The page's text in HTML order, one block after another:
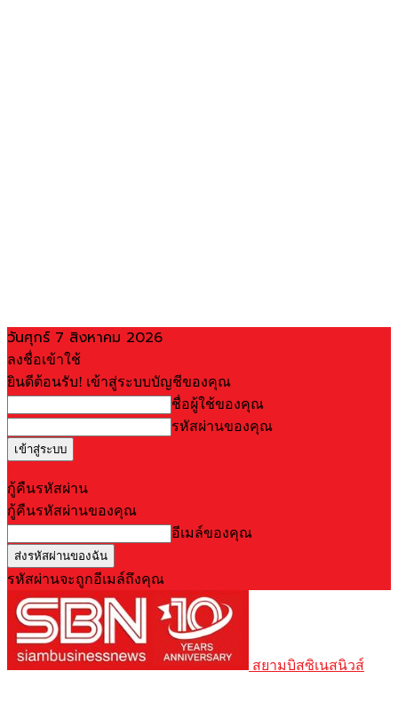
วันศุกร์ 7 สิงหาคม 2026
ลงชื่อเข้าใช้
ยินดีต้อนรับ! เข้าสู่ระบบบัญชีของคุณ
ชื่อผู้ใช้ของคุณ
รหัสผ่านของคุณ
กู้คืนรหัสผ่าน
กู้คืนรหัสผ่านของคุณ
อีเมล์ของคุณ
รหัสผ่านจะถูกอีเมล์ถึงคุณ
สยามบิสซิเนสนิวส์